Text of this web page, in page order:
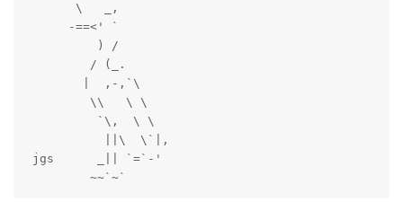
       \   _,
      -==<' `
          ) /
         / (_.
        |  ,-,`\
         \\   \ \
          `\,  \ \
           ||\  \`|,
jgs      _|| `=`-'
         ~~`~`